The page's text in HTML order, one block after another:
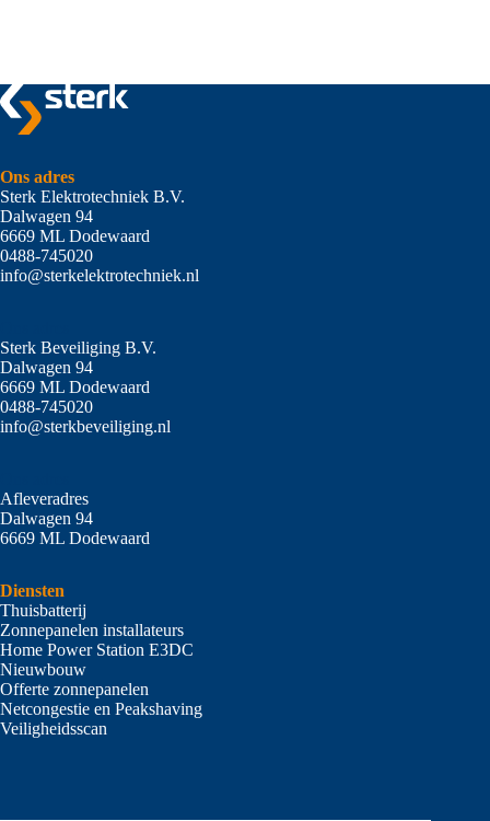
Ons adres
Sterk Elektrotechniek B.V.
Dalwagen 94
6669 ML Dodewaard
0488-745020
info@sterkelektrotechniek.nl
Sterk Beveiliging B.V.
Dalwagen 94
6669 ML Dodewaard
0488-745020
info@sterkbeveiliging.nl
Afleveradres
Dalwagen 94
6669 ML Dodewaard
Diensten
Thuisbatterij
Zonnepanelen installateurs
Home Power Station E3DC
Nieuwbouw
Offerte zonnepanelen
Netcongestie en Peakshaving
Veiligheidsscan